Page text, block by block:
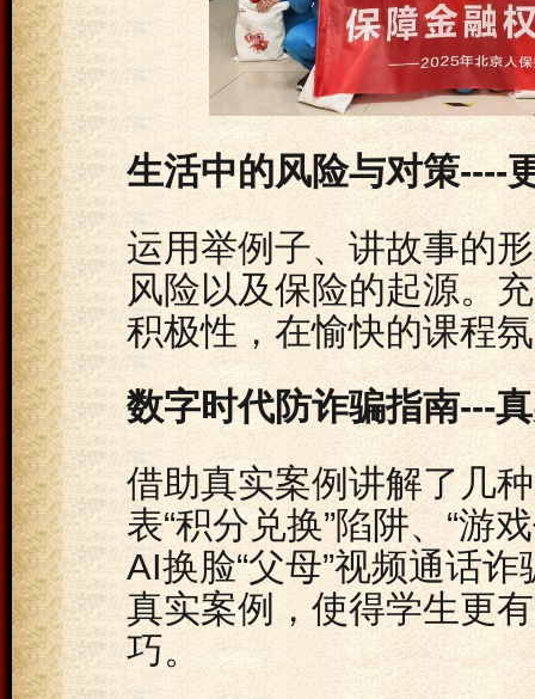
生活中的风险与对策----
运用举例子、讲故事的
风险以及保险的起源。
积极性，在愉快的课程
数字时代防诈骗指南---
借助真实案例讲解了几
表“积分兑换”陷阱、“游
AI换脸“父母”视频通话
真实案例，使得学生更
巧。